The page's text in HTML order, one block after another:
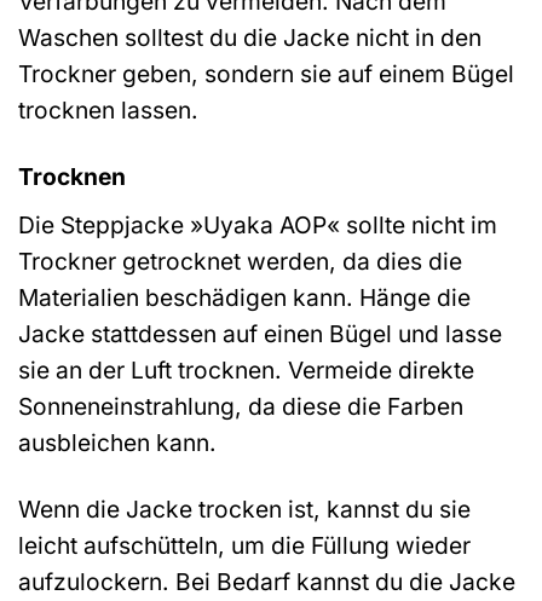
Waschen solltest du die Jacke nicht in den
Trockner geben, sondern sie auf einem Bügel
trocknen lassen.
Trocknen
Die Steppjacke »Uyaka AOP« sollte nicht im
Trockner getrocknet werden, da dies die
Materialien beschädigen kann. Hänge die
Jacke stattdessen auf einen Bügel und lasse
sie an der Luft trocknen. Vermeide direkte
Sonneneinstrahlung, da diese die Farben
ausbleichen kann.
Wenn die Jacke trocken ist, kannst du sie
leicht aufschütteln, um die Füllung wieder
aufzulockern. Bei Bedarf kannst du die Jacke